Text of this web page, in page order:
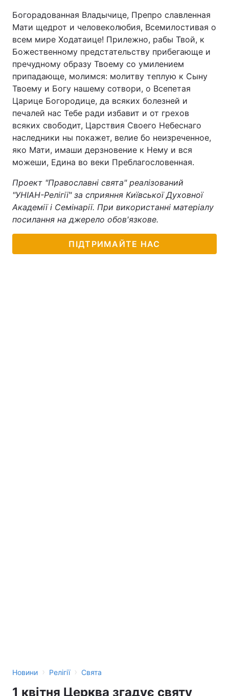
Богорадованная Владычице, Препро славленная
Мати щедрот и человеколюбия, Всемилостивая о
всем мире Ходатаице! Прилежно, рабы Твой, к
Божественному предстательству прибегающе и
пречудному образу Твоему со умилением
припадающе, молимся: молитву теплую к Сыну
Твоему и Богу нашему сотвори, о Всепетая
Царице Богородице, да всяких болезней и
печалей нас Тебе ради избавит и от грехов
всяких свободит, Царствия Своего Небеснаго
наследники ны покажет, велие бо неизреченное,
яко Мати, имаши дерзновение к Нему и вся
можеши, Едина во веки Преблагословенная.
Проект "Православні свята" реалізований
"УНІАН-Релігії" за сприяння Київської Духовної
Академії і Семінарії. При використанні матеріалу
посилання на джерело обов'язкове.
ПІДТРИМАЙТЕ НАС
Новини › Релігії › Свята
1 квітня Церква згадує святу